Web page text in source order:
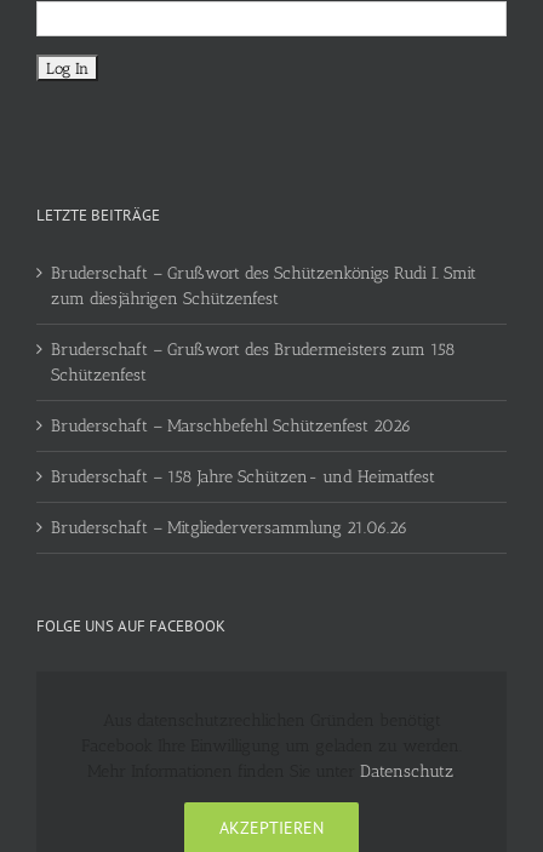
LETZTE BEITRÄGE
Bruderschaft – Grußwort des Schützenkönigs Rudi I. Smit
zum diesjährigen Schützenfest
Bruderschaft – Grußwort des Brudermeisters zum 158
Schützenfest
Bruderschaft – Marschbefehl Schützenfest 2026
Bruderschaft – 158 Jahre Schützen- und Heimatfest
Bruderschaft – Mitgliederversammlung 21.06.26
FOLGE UNS AUF FACEBOOK
Datenschutz
AKZEPTIEREN